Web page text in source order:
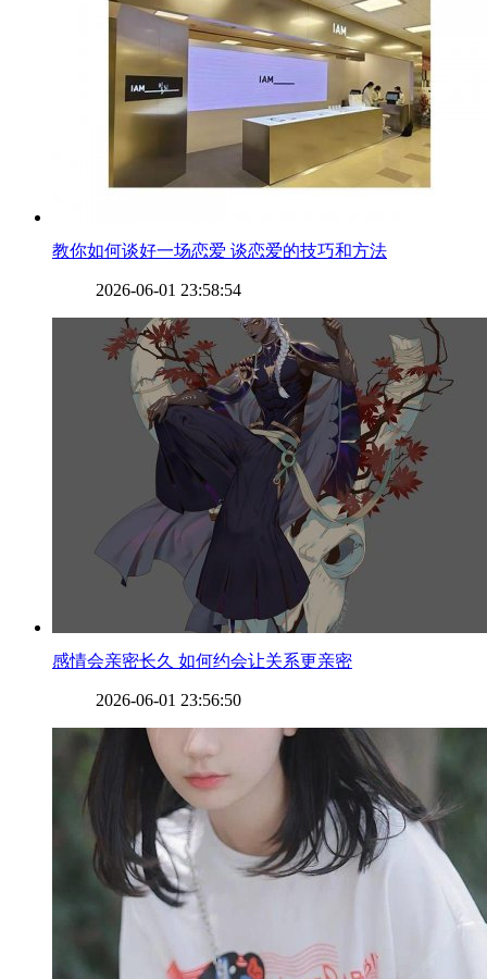
​教你如何谈好一场恋爱 谈恋爱的技巧和方法
2026-06-01 23:58:54
​感情会亲密长久 如何约会让关系更亲密
2026-06-01 23:56:50